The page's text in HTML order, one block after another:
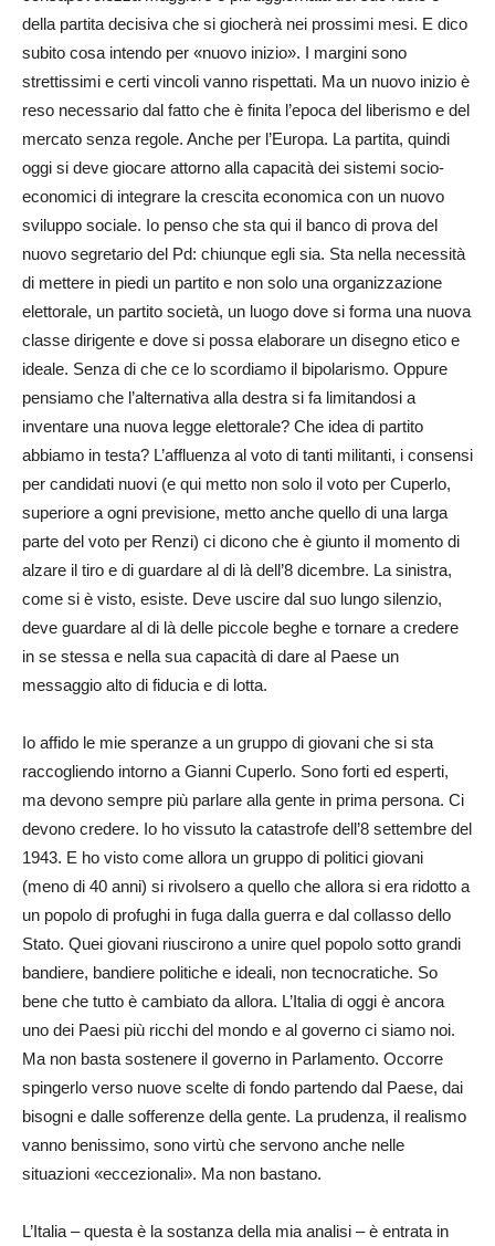
della partita decisiva che si giocherà nei prossimi mesi. E dico
subito cosa intendo per «nuovo inizio». I margini sono
strettissimi e certi vincoli vanno rispettati. Ma un nuovo inizio è
reso necessario dal fatto che è finita l’epoca del liberismo e del
mercato senza regole. Anche per l’Europa. La partita, quindi
oggi si deve giocare attorno alla capacità dei sistemi socio-
economici di integrare la crescita economica con un nuovo
sviluppo sociale. Io penso che sta qui il banco di prova del
nuovo segretario del Pd: chiunque egli sia. Sta nella necessità
di mettere in piedi un partito e non solo una organizzazione
elettorale, un partito società, un luogo dove si forma una nuova
classe dirigente e dove si possa elaborare un disegno etico e
ideale. Senza di che ce lo scordiamo il bipolarismo. Oppure
pensiamo che l’alternativa alla destra si fa limitandosi a
inventare una nuova legge elettorale? Che idea di partito
abbiamo in testa? L’affluenza al voto di tanti militanti, i consensi
per candidati nuovi (e qui metto non solo il voto per Cuperlo,
superiore a ogni previsione, metto anche quello di una larga
parte del voto per Renzi) ci dicono che è giunto il momento di
alzare il tiro e di guardare al di là dell’8 dicembre. La sinistra,
come si è visto, esiste. Deve uscire dal suo lungo silenzio,
deve guardare al di là delle piccole beghe e tornare a credere
in se stessa e nella sua capacità di dare al Paese un
messaggio alto di fiducia e di lotta.
Io affido le mie speranze a un gruppo di giovani che si sta
raccogliendo intorno a Gianni Cuperlo. Sono forti ed esperti,
ma devono sempre più parlare alla gente in prima persona. Ci
devono credere. Io ho vissuto la catastrofe dell’8 settembre del
1943. E ho visto come allora un gruppo di politici giovani
(meno di 40 anni) si rivolsero a quello che allora si era ridotto a
un popolo di profughi in fuga dalla guerra e dal collasso dello
Stato. Quei giovani riuscirono a unire quel popolo sotto grandi
bandiere, bandiere politiche e ideali, non tecnocratiche. So
bene che tutto è cambiato da allora. L’Italia di oggi è ancora
uno dei Paesi più ricchi del mondo e al governo ci siamo noi.
Ma non basta sostenere il governo in Parlamento. Occorre
spingerlo verso nuove scelte di fondo partendo dal Paese, dai
bisogni e dalle sofferenze della gente. La prudenza, il realismo
vanno benissimo, sono virtù che servono anche nelle
situazioni «eccezionali». Ma non bastano.
L’Italia – questa è la sostanza della mia analisi – è entrata in